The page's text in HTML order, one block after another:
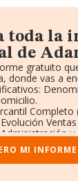
toda la
de
gratuito
donde vas a
Completo
Ejecutivos.
y
MI